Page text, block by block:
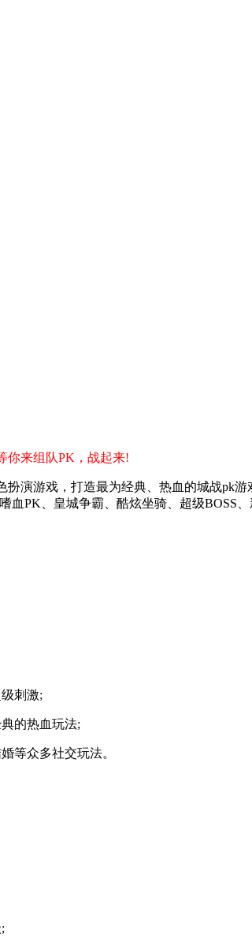
你来组队PK，战起来!
扮演游戏，打造最为经典、热血的城战pk
PK、皇城争霸、酷炫坐骑、超级BOSS
刺激;
的热血玩法;
等众多社交玩法。